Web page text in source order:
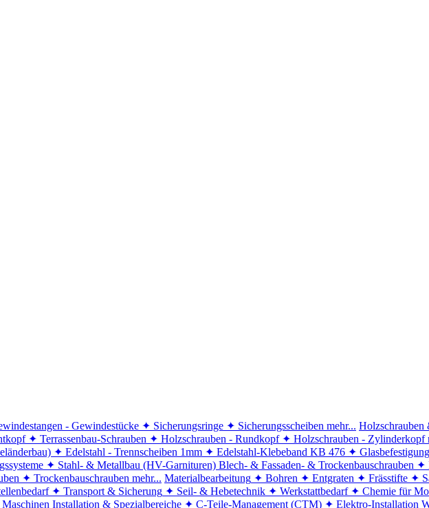
- Gewindestücke ✦ Sicherungsringe ✦ Sicherungsscheiben mehr... Holzschrauben
✦ Terrassenbau-Schrauben ✦ Holzschrauben - Rundkopf ✦ Holzschrauben - Zylinderkopf
✦ Edelstahl - Trennscheiben 1mm ✦ Edelstahl-Klebeband KB 476 ✦ Glasbefestigung
✦ Stahl- & Metallbau (HV-Garnituren) Blech- & Fassaden- & Trockenbauschrauben ✦
✦ Trockenbauschrauben mehr... Materialbearbeitung ✦ Bohren ✦ Entgraten ✦ Frässtifte ✦
✦ Transport & Sicherung ✦ Seil- & Hebetechnik ✦ Werkstattbedarf ✦ Chemie für
Installation & Spezialbereiche ✦ C-Teile-Management (CTM) ✦ Elektro-Installation